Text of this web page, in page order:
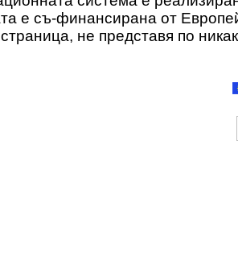
е съ-финансирана от
не представя по